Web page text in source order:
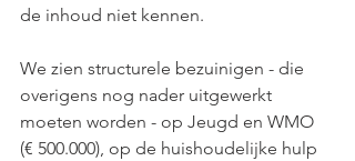
de inhoud niet kennen.
We zien structurele bezuinigen - die
overigens nog nader uitgewerkt
moeten worden - op Jeugd en WMO
(€ 500.000), op de huishoudelijke hulp